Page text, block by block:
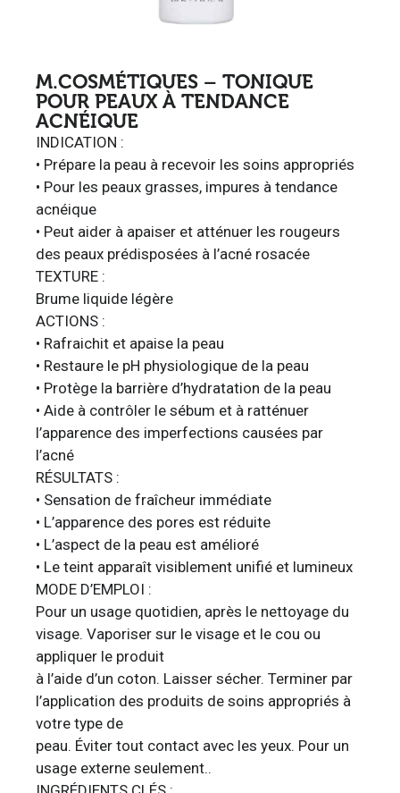
M.COSMÉTIQUES – TONIQUE
POUR PEAUX À TENDANCE
ACNÉIQUE
INDICATION :
• Prépare la peau à recevoir les soins appropriés
• Pour les peaux grasses, impures à tendance
acnéique
• Peut aider à apaiser et atténuer les rougeurs
des peaux prédisposées à l’acné rosacée
TEXTURE :
Brume liquide légère
ACTIONS :
• Rafraichit et apaise la peau
• Restaure le pH physiologique de la peau
• Protège la barrière d’hydratation de la peau
• Aide à contrôler le sébum et à ratténuer
l’apparence des imperfections causées par
l’acné
RÉSULTATS :
• Sensation de fraîcheur immédiate
• L’apparence des pores est réduite
• L’aspect de la peau est amélioré
• Le teint apparaît visiblement unifié et lumineux
MODE D’EMPLOI :
Pour un usage quotidien, après le nettoyage du
visage. Vaporiser sur le visage et le cou ou
appliquer le produit
à l’aide d’un coton. Laisser sécher. Terminer par
l’application des produits de soins appropriés à
votre type de
peau. Éviter tout contact avec les yeux. Pour un
usage externe seulement..